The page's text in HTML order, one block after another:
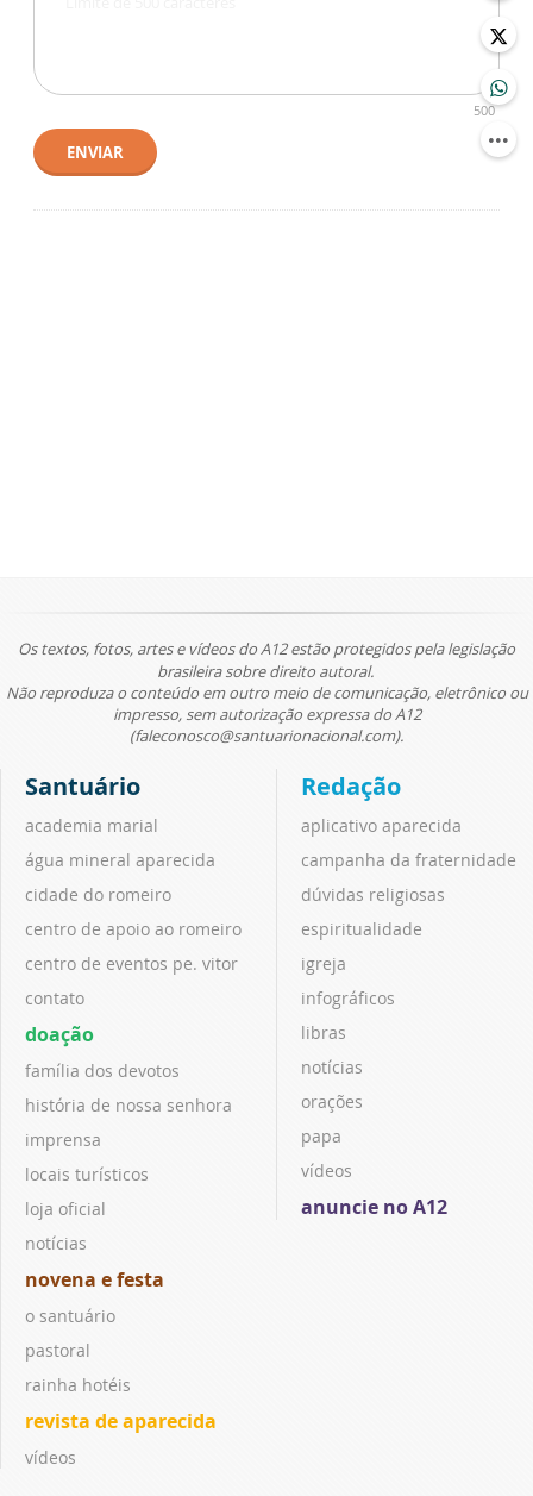
500
ENVIAR
Os textos, fotos, artes e vídeos do A12 estão protegidos pela legislação
brasileira sobre direito autoral.
Não reproduza o conteúdo em outro meio de comunicação, eletrônico ou
impresso, sem autorização expressa do A12
(faleconosco@santuarionacional.com).
Santuário
academia marial
água mineral aparecida
cidade do romeiro
centro de apoio ao romeiro
centro de eventos pe. vitor
contato
doação
família dos devotos
história de nossa senhora
imprensa
locais turísticos
loja oficial
notícias
novena e festa
o santuário
pastoral
rainha hotéis
revista de aparecida
vídeos
Redação
aplicativo aparecida
campanha da fraternidade
dúvidas religiosas
espiritualidade
igreja
infográficos
libras
notícias
orações
papa
vídeos
anuncie no A12